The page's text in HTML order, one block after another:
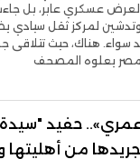
عسكري عابر، بل
لمركز ثقل سيادي
هناك، حيث تتلاقى
مصر يعلوه المصحف
حفيد
من أهليتها